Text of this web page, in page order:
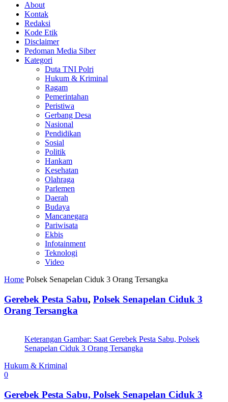
About
Kontak
Redaksi
Kode Etik
Disclaimer
Pedoman Media Siber
Kategori
Duta TNI Polri
Hukum & Kriminal
Ragam
Pemerintahan
Peristiwa
Gerbang Desa
Nasional
Pendidikan
Sosial
Politik
Hankam
Kesehatan
Olahraga
Parlemen
Daerah
Budaya
Mancanegara
Pariwisata
Ekbis
Infotainment
Teknologi
Video
Home Polsek Senapelan Ciduk 3 Orang Tersangka
Gerebek Pesta Sabu, Polsek Senapelan Ciduk 3
Orang Tersangka
Keterangan Gambar: Saat Gerebek Pesta Sabu, Polsek
Senapelan Ciduk 3 Orang Tersangka
Hukum & Kriminal
0
Gerebek Pesta Sabu, Polsek Senapelan Ciduk 3